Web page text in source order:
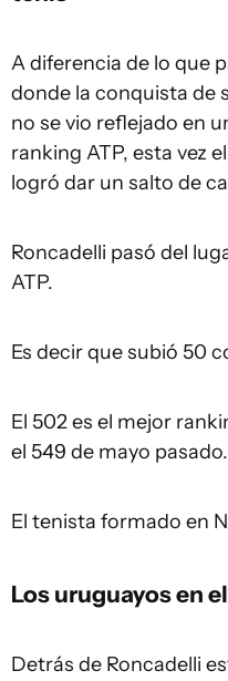
A diferencia de lo que
donde la conquista de
no se vio reflejado en
ranking ATP, esta vez
logró dar un salto de
Roncadelli pasó del
ATP.
Es decir que subió 50
El 502 es el mejor
el 549 de mayo pasado.
El tenista formado en
Los uruguayos en
Detrás de Roncadelli